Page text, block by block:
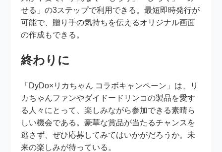
せる」の3ステップで利用できる。最短即時発行が
可能で、贈り手の気持ちを伝えるオリジナル画面
の作成もできる。
終わりに
「DyDo×リカちゃん コラボキャンペーン」は、リ
カちゃんファンやダイドードリンコの製品を愛す
る人々にとって、楽しみながら参加できる素晴ら
しい機会である。豪華な賞品が当たるチャンスを
逃さず、ぜひ応募してみてはいかがだろうか。未
来の楽しみが待っている。